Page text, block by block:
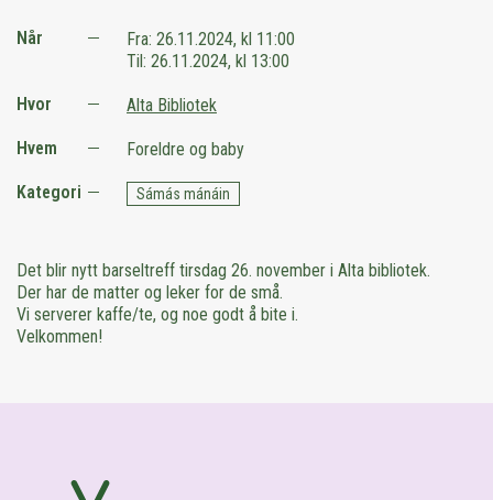
Når Fra: 26.11.2024, kl 11:00
Til: 26.11.2024, kl 13:00
Hvor Alta Bibliotek
Hvem Foreldre og baby
Kategori Sámás mánáin
Det blir nytt barseltreff tirsdag 26. november i Alta bibliotek.
Der har de matter og leker for de små.
Vi serverer kaffe/te, og noe godt å bite i.
Velkommen!